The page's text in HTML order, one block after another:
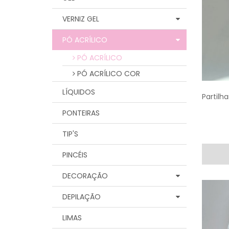
VERNIZ GEL
PÓ ACRÍLICO
PÓ ACRÍLICO
PÓ ACRÍLICO COR
LÍQUIDOS
PONTEIRAS
TIP'S
PINCÉIS
DECORAÇÃO
DEPILAÇÃO
LIMAS